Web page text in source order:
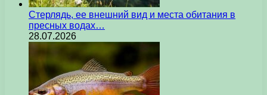
Стерлядь, ее внешний вид и места обитания в
пресных водах…
28.07.2026